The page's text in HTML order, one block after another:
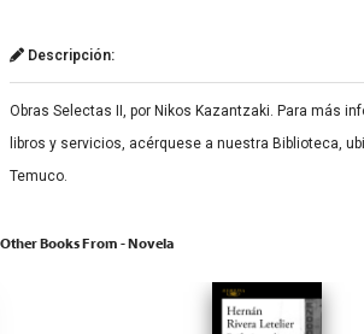
Descripción:
Obras Selectas II, por Nikos Kazantzaki. Para más
libros y servicios, acérquese a nuestra Biblioteca,
Temuco.
Other Books From - Novela